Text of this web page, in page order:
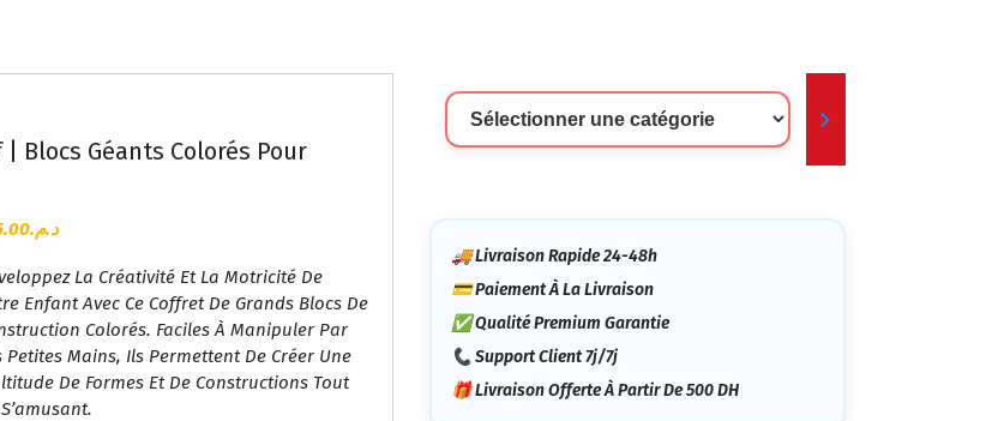
Blocs Géants Colorés Pour
د.م.
La Créativité Et La Motricité De
Enfant Avec Ce Coffret De Grands Blocs De
Colorés. Faciles À Manipuler Par
Petites Mains, Ils Permettent De Créer Une
De Formes Et De Constructions Tout
Sélectionner
Une
🚚 Livraison Rapide 24-48h
💳 Paiement À La Livraison
✅ Qualité Premium Garantie
📞 Support Client 7j/7j
🎁 Livraison Offerte À Partir De 500 DH